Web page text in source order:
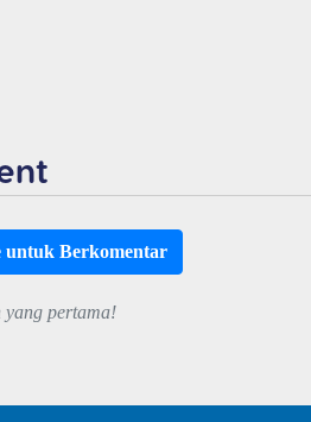
untuk Berkomentar
yang pertama!